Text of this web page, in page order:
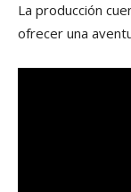
La producción
ofrecer una